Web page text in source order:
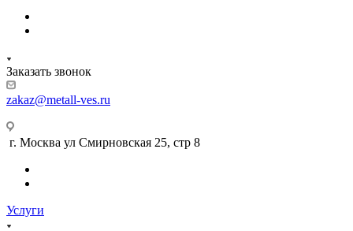
Заказать звонок
zakaz@metall-ves.ru
г. Москва ул Смирновская 25, стр 8
Услуги